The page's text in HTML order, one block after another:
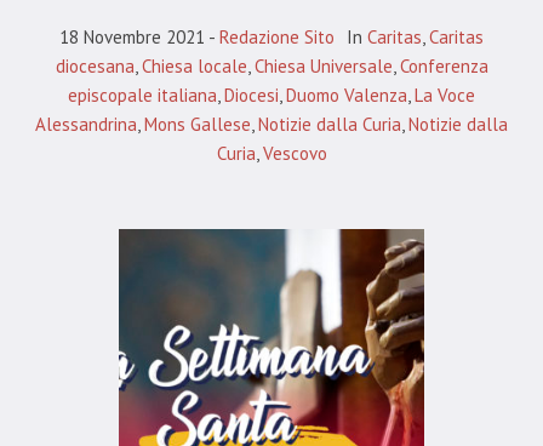
18 Novembre 2021 Redazione Sito In Caritas,Caritas
diocesana,Chiesa locale,Chiesa Universale,Conferenza
episcopale italiana,Diocesi,Duomo Valenza,La Voce
Alessandrina,Mons Gallese,Notizie dalla Curia,Notizie dalla
Curia,Vescovo